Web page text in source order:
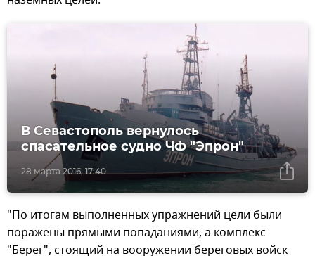
28 марта 2016, 17:40
В Севастополь вернулось
спасательное судно ЧФ "Эпрон"
"По итогам выполненных упражнений цели были
поражены прямыми попаданиями, а комплекс
"Берег", стоящий на вооружении береговых войск